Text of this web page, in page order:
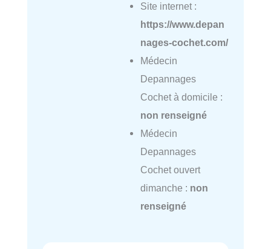
Site internet :
https://www.depan
nages-cochet.com/
Médecin
Depannages
Cochet à domicile :
non renseigné
Médecin
Depannages
Cochet ouvert
dimanche : non
renseigné